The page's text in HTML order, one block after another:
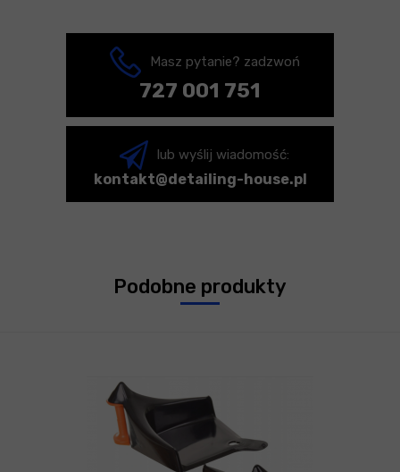
Masz pytanie? zadzwoń
727 001 751
lub wyślij wiadomość:
kontakt@detailing-house.pl
Podobne produkty